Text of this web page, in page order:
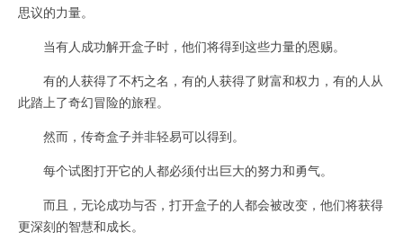
思议的力量。
当有人成功解开盒子时，他们将得到这些力量的恩赐。
有的人获得了不朽之名，有的人获得了财富和权力，有的人从
此踏上了奇幻冒险的旅程。
然而，传奇盒子并非轻易可以得到。
每个试图打开它的人都必须付出巨大的努力和勇气。
而且，无论成功与否，打开盒子的人都会被改变，他们将获得
更深刻的智慧和成长。